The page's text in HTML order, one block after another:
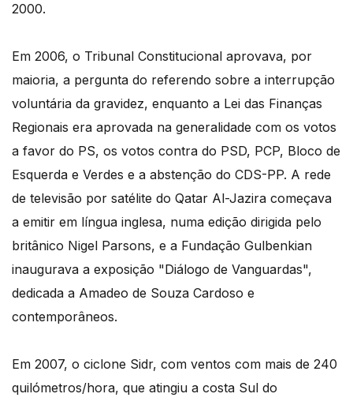
2000.
Em 2006, o Tribunal Constitucional aprovava, por
maioria, a pergunta do referendo sobre a interrupção
voluntária da gravidez, enquanto a Lei das Finanças
Regionais era aprovada na generalidade com os votos
a favor do PS, os votos contra do PSD, PCP, Bloco de
Esquerda e Verdes e a abstenção do CDS-PP. A rede
de televisão por satélite do Qatar Al-Jazira começava
a emitir em língua inglesa, numa edição dirigida pelo
britânico Nigel Parsons, e a Fundação Gulbenkian
inaugurava a exposição "Diálogo de Vanguardas",
dedicada a Amadeo de Souza Cardoso e
contemporâneos.
Em 2007, o ciclone Sidr, com ventos com mais de 240
quilómetros/hora, que atingiu a costa Sul do